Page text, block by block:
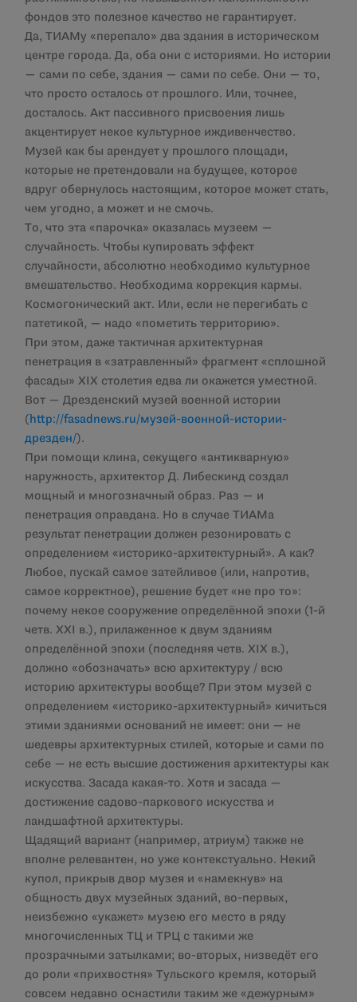
фондов это полезное качество не гарантирует.
Да, ТИАМу «перепало» два здания в историческом
центре города. Да, оба они с историями. Но истории
— сами по себе, здания — сами по себе. Они — то,
что просто осталось от прошлого. Или, точнее,
досталось. Акт пассивного присвоения лишь
акцентирует некое культурное иждивенчество.
Музей как бы арендует у прошлого площади,
которые не претендовали на будущее, которое
вдруг обернулось настоящим, которое может стать,
чем угодно, а может и не смочь.
То, что эта «парочка» оказалась музеем —
случайность. Чтобы купировать эффект
случайности, абсолютно необходимо культурное
вмешательство. Необходима коррекция кармы.
Космогонический акт. Или, если не перегибать с
патетикой, — надо «пометить территорию».
При этом, даже тактичная архитектурная
пенетрация в «затравленный» фрагмент «сплошной
фасады» XIX столетия едва ли окажется уместной.
Вот — Дрезденский музей военной истории
( http://fasadnews.ru/музей-военной-истории-
дрезден/).
При помощи клина, секущего «антикварную»
наружность, архитектор Д. Либескинд создал
мощный и многозначный образ. Раз — и
пенетрация оправдана. Но в случае ТИАМа
результат пенетрации должен резонировать с
определением «историко-архитектурный». А как?
Любое, пускай самое затейливое (или, напротив,
самое корректное), решение будет «не про то»:
почему некое сооружение определённой эпохи (1-й
четв. XXI в.), прилаженное к двум зданиям
определённой эпохи (последняя четв. XIX в.),
должно «обозначать» всю архитектуру / всю
историю архитектуры вообще? При этом музей с
определением «историко-архитектурный» кичиться
этими зданиями оснований не имеет: они — не
шедевры архитектурных стилей, которые и сами по
себе — не есть высшие достижения архитектуры как
искусства. Засада какая-то. Хотя и засада —
достижение садово-паркового искусства и
ландшафтной архитектуры.
Щадящий вариант (например, атриум) также не
вполне релевантен, но уже контекстуально. Некий
купол, прикрыв двор музея и «намекнув» на
общность двух музейных зданий, во-первых,
неизбежно «укажет» музею его место в ряду
многочисленных ТЦ и ТРЦ с такими же
прозрачными затылками; во-вторых, низведёт его
до роли «прихвостня» Тульского кремля, который
совсем недавно оснастили таким же «дежурным»